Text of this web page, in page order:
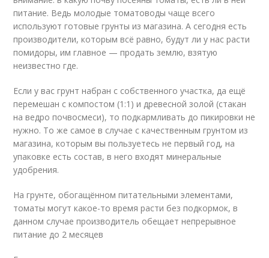
питание. Ведь молодые томатоводы чаще всего
используют готовые грунты из магазина. А сегодня есть
производители, которым всё равно, будут ли у нас расти
помидоры, им главное — продать землю, взятую
неизвестно где.
Если у вас грунт набран с собственного участка, да ещё
перемешан с компостом (1:1) и древесной золой (стакан
на ведро почвосмеси), то подкармливать до пикировки не
нужно. То же самое в случае с качественным грунтом из
магазина, которым вы пользуетесь не первый год, на
упаковке есть состав, в него входят минеральные
удобрения.
На грунте, обогащённом питательными элементами,
томаты могут какое-то время расти без подкормок, в
данном случае производитель обещает непрерывное
питание до 2 месяцев